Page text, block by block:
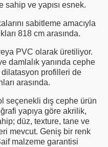
ve yapısı esnek.
sabitleme amacıyla
818 cm arasında.
PVC olarak üretiliyor.
damlalık yanında cephe
dilatasyon profilleri de
arasında.
seçenekli dış cephe ürün
yapıya göre akrilik,
düz, texture, tane ve
mevcut. Geniş bir renk
malzeme garantisi